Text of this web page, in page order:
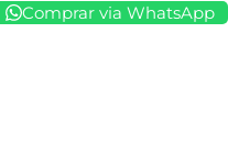
Comprar via WhatsApp